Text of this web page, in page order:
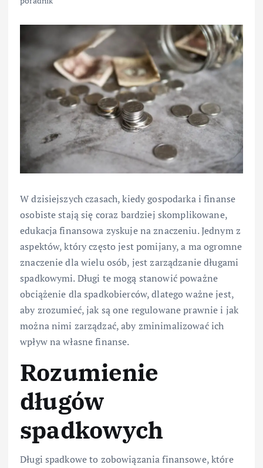
W dzisiejszych czasach, kiedy gospodarka i finanse
osobiste stają się coraz bardziej skomplikowane,
edukacja finansowa zyskuje na znaczeniu. Jednym z
aspektów, który często jest pomijany, a ma ogromne
znaczenie dla wielu osób, jest zarządzanie długami
spadkowymi. Długi te mogą stanowić poważne
obciążenie dla spadkobierców, dlatego ważne jest,
aby zrozumieć, jak są one regulowane prawnie i jak
można nimi zarządzać, aby zminimalizować ich
wpływ na własne finanse.
Rozumienie
długów
spadkowych
Długi spadkowe to zobowiązania finansowe, które